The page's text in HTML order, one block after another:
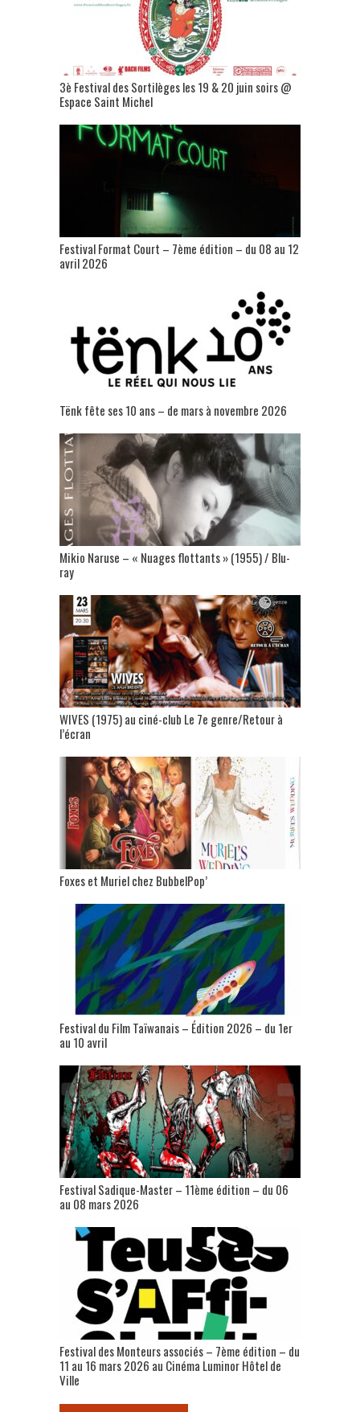
3è Festival des Sortilèges les 19 & 20 juin soirs @
Espace Saint Michel
Festival Format Court – 7ème édition – du 08 au 12
avril 2026
Tënk fête ses 10 ans – de mars à novembre 2026
Mikio Naruse – « Nuages flottants » (1955) / Blu-
ray
WIVES (1975) au ciné-club Le 7e genre/Retour à
l’écran
Foxes et Muriel chez BubbelPop’
Festival du Film Taïwanais – Édition 2026 – du 1er
au 10 avril
Festival Sadique-Master – 11ème édition – du 06
au 08 mars 2026
Festival des Monteurs associés – 7ème édition – du
11 au 16 mars 2026 au Cinéma Luminor Hôtel de
Ville